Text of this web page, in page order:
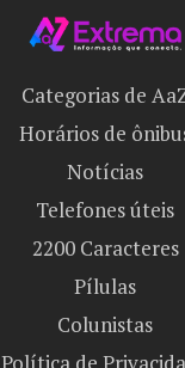
Categorias de
Horários de
Notícias
Telefones úteis
2200 Caracteres
Pílulas
Colunistas